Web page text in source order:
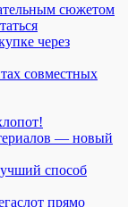
сюжетом
через
совместных
— новый
способ
прямо